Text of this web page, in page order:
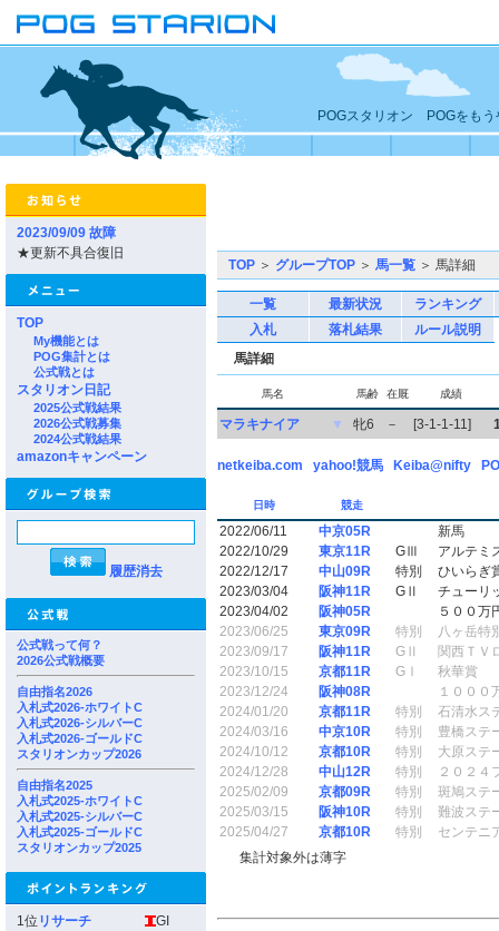
POGスタリオン POGをもう
2023/09/09 故障
★更新不具合復旧
TOP
My機能とは
POG集計とは
公式戦とは
スタリオン日記
2025公式戦結果
2026公式戦募集
2024公式戦結果
amazonキャンペーン
履歴消去
公式戦って何？
2026公式戦概要
自由指名2026
入札式2026-ホワイトC
入札式2026-シルバーC
入札式2026-ゴールドC
スタリオンカップ2026
自由指名2025
入札式2025-ホワイトC
入札式2025-シルバーC
入札式2025-ゴールドC
スタリオンカップ2025
1位 リサーチ
GI
TOP ＞ グループTOP ＞ 馬一覧 ＞ 馬詳細
一覧 最新状況
ランキング
入札
落札結果
ルール説明
馬詳細
馬名 馬齢 在厩 成績
マラキナイア ▼ 牝6 － [3-1-1-11]
netkeiba.com yahoo!競馬 Keiba@nifty
日時 競走
2022/06/11 中京05R
新馬
2022/10/29
東京11R GⅢ
アルテミ
2022/12/17
中山09R 特別
ひいらぎ
2023/03/04
阪神11R GⅡ
チューリ
2023/04/02
阪神05R
５００万
2023/06/25
東京09R 特別
八ヶ岳特
2023/09/17
阪神11R GⅡ
関西ＴＶ
2023/10/15
京都11R GⅠ
秋華賞
2023/12/24
阪神08R
１０００
2024/01/20
京都11R 特別
石清水ス
2024/03/16
中京10R 特別
豊橋ステ
2024/10/12
京都10R 特別
大原ステ
2024/12/28
中山12R 特別
２０２４
2025/02/09
京都09R 特別
斑鳩ステ
2025/03/15
阪神10R 特別
難波ステ
2025/04/27
京都10R 特別
センテニ
集計対象外は薄字